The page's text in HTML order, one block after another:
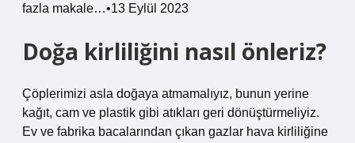
fazla makale…•13 Eylül 2023
Doğa kirliliğini nasıl önleriz?
Çöplerimizi asla doğaya atmamalıyız, bunun yerine
kağıt, cam ve plastik gibi atıkları geri dönüştürmeliyiz.
Ev ve fabrika bacalarından çıkan gazlar hava kirliliğine